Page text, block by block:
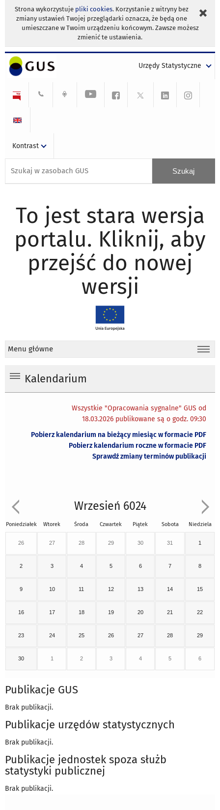
Strona wykorzystuje pliki cookies. Korzystanie z witryny bez
zmiany ustawień Twojej przeglądarki oznacza, że będą one
umieszczane w Twoim urządzeniu końcowym. Zawsze możesz
zmienić te ustawienia.
Urzędy Statystyczne
Kontrast
To jest stara wersja
portalu. Kliknij, aby
przejść do nowej
wersji
Menu główne
Kalendarium
Wszystkie "Opracowania sygnalne" GUS od
18.03.2026 publikowane są o godz. 09:30
Pobierz kalendarium na bieżący miesiąc w formacie PDF
Pobierz kalendarium roczne w formacie PDF
Sprawdź zmiany terminów publikacji
Wrzesień 6024
Poniedziałek Wtorek Środa Czwartek Piątek Sobota Niedziela
26 27 28 29 30 31 1
2 3 4 5 6 7 8
9 10 11 12 13 14 15
16 17 18 19 20 21 22
23 24 25 26 27 28 29
30 1 2 3 4 5 6
Publikacje GUS
Brak publikacji.
Publikacje urzędów statystycznych
Brak publikacji.
Publikacje jednostek spoza służb
statystyki publicznej
Brak publikacji.